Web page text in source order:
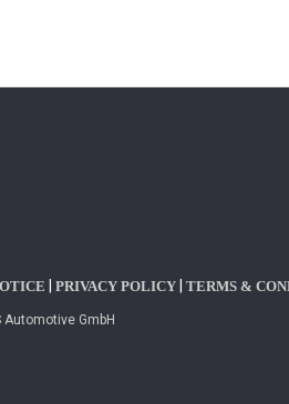
PRIVACY POLICY TERMS &
GmbH